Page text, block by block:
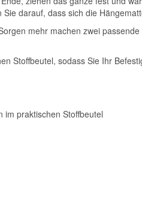
darauf, dass sich die
mehr machen zwei
Stoffbeutel, sodass Sie Ihr
im praktischen Stoffbeutel